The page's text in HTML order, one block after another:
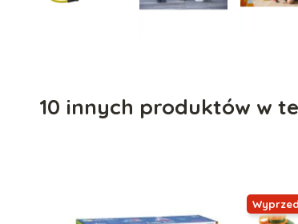
10 innych produktów w